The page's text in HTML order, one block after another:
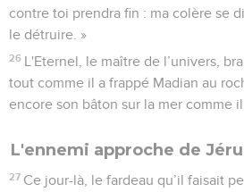
contre toi prendra fin : ma colère se
le détruire. »
26 L'Eternel, le maître de l’univers,
tout comme il a frappé Madian au
encore son bâton sur la mer comme il
L'ennemi approche de
27 Ce jour-là, le fardeau qu’il faisait